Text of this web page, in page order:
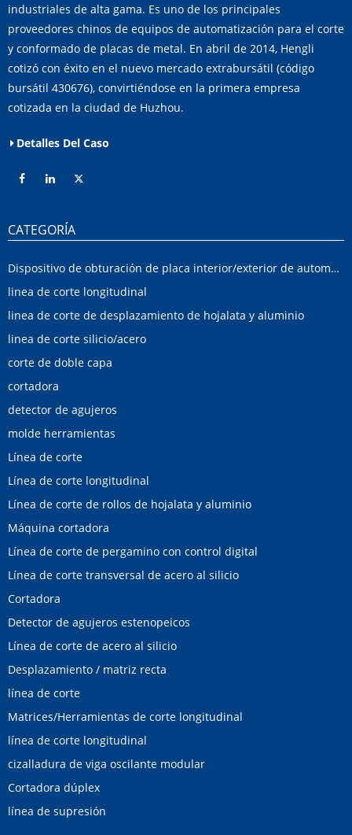
industriales de alta gama. Es uno de los principales
proveedores chinos de equipos de automatización para el corte
y conformado de placas de metal. En abril de 2014, Hengli
cotizó con éxito en el nuevo mercado extrabursátil (código
bursátil 430676), convirtiéndose en la primera empresa
cotizada en la ciudad de Huzhou.
Detalles Del Caso
CATEGORÍA
Dispositivo de obturación de placa interior/exterior de automóvil
linea de corte longitudinal
linea de corte de desplazamiento de hojalata y aluminio
linea de corte silicio/acero
corte de doble capa
cortadora
detector de agujeros
molde herramientas
Línea de corte
Línea de corte longitudinal
Línea de corte de rollos de hojalata y aluminio
Máquina cortadora
Línea de corte de pergamino con control digital
Línea de corte transversal de acero al silicio
Cortadora
Detector de agujeros estenopeicos
Línea de corte de acero al silicio
Desplazamiento / matriz recta
línea de corte
Matrices/Herramientas de corte longitudinal
línea de corte longitudinal
cizalladura de viga oscilante modular
Cortadora dúplex
línea de supresión